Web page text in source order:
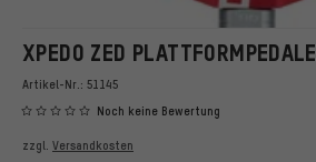
XPEDO ZED PLATTFORMPEDALE
Artikel-Nr.: 51145
Noch keine Bewertung
zzgl. Versandkosten